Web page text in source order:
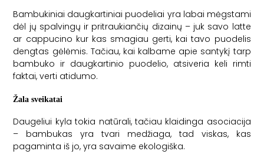
Bambukiniai daugkartiniai puodeliai yra labai mėgstami
dėl jų spalvingų ir pritraukiančių dizainų – juk savo latte
ar cappucino kur kas smagiau gerti, kai tavo puodelis
dengtas gėlėmis. Tačiau, kai kalbame apie santykį tarp
bambuko ir daugkartinio puodelio, atsiveria keli rimti
faktai, verti atidumo.
Žala sveikatai
Daugeliui kyla tokia natūrali, tačiau klaidinga asociacija
– bambukas yra tvari medžiaga, tad viskas, kas
pagaminta iš jo, yra savaime ekologiška.